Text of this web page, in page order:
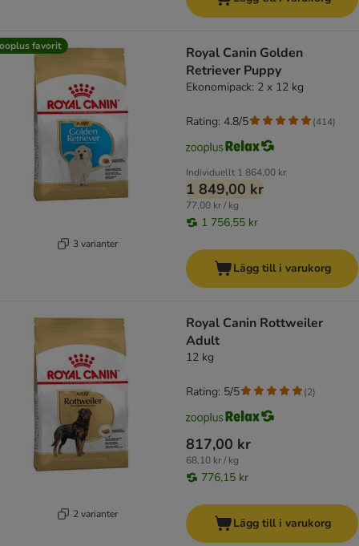
favorit
3 varianter
Royal Canin Golden
Retriever Puppy
Ekonomipack: 2 x 12 kg
Individuellt 1 864,00 kr
1 849,00 kr
77,00 kr / kg
1 756,55 kr
Rating: 4.8/5 (414)
Lägg till i varukorg
2 varianter
Royal Canin Rottweiler
Adult
12 kg
817,00 kr
68,10 kr / kg
776,15 kr
Rating: 5/5 (2)
Lägg till i varukorg